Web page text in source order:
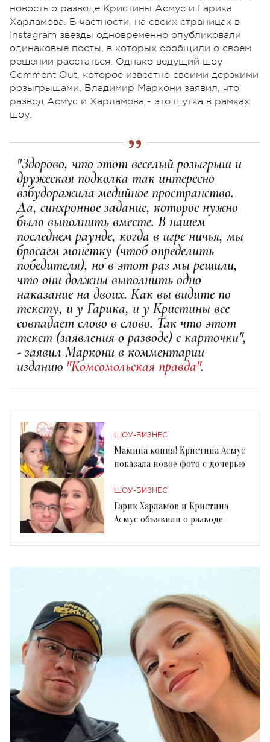
новость о разводе Кристины Асмус и Гарика
Харламова. В частности, на своих страницах в
Instagram звезды одновременно опубликовали
одинаковые посты, в которых сообщили о своем
решении расстаться. Однако ведущий шоу
Comment Out, которое известно своими дерзкими
розыгрышами, Владимир Маркони заявил, что
развод Асмус и Харламова - это шутка в рамках
шоу.
"Здорово, что этот веселый розыгрыш и
дружеская подколка так интересно
взбудоражила медийное пространство.
Да, синхронное задание, которое нужно
было выполнить вместе. В нашем
последнем раунде, когда в игре ничья, мы
бросаем монетку (чтоб определить
победителя), но в этот раз мы решили,
что они должны выполнить одно
наказание на двоих. Как вы видите по
тексту, и у Гарика, и у Кристины все
совпадает слово в слово. Так что этот
текст (заявления о разводе) с карточки",
- заявил Маркони в комментарии
изданию "Комсомольская правда".
ШОУ-БИЗНЕС
Мамина копия! Кристина Асмус
показала новое фото с дочерью
ШОУ-БИЗНЕС
Гарик Харламов и Кристина
Асмус объявили о разводе